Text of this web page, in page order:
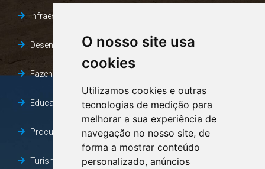
O nosso site usa
cookies
Utilizamos cookies e outras
tecnologias de medição para
melhorar a sua experiência de
navegação no nosso site, de
forma a mostrar conteúdo
personalizado, anúncios
Infraestrutura, Agricultura e Meio Ambiente
Desenvolvimento Social
Fazenda e Desenvolvimento Econômico
Educação
Procuradoria Geral do Município
Turismo, Desporto e Cultura